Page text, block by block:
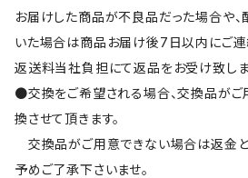
お届けした商品が不良品だった場合や
いた場合は商品お届け後7日以内にご連
返送料当社負担にて返品をお受け致しま
●交換をご希望される場合、交換品がご
換させて頂きます。
交換品がご用意できない場合は返金
予めご了承下さいませ。